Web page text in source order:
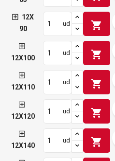
12X
90
ud shopping_cart
12X100
ud shopping_cart
12X110
ud shopping_cart
12X120
ud shopping_cart
12X140
ud shopping_cart